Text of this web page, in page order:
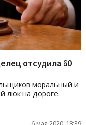
отсудила 60
моральный и
люк на дороге.
6 мая 2020, 18:39